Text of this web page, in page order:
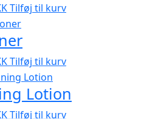
Den
aktuelle
pris
er:
248,00 DKK.
Tilføj til kurv
Den
aktuelle
pris
er:
Tilføj til kurv
Lotion
Den
Tilføj til kurv